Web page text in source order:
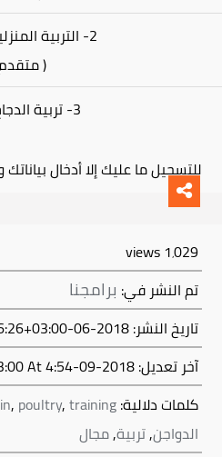
2- التربية المنزلية للدواجن
(
3- تربية الدجاج اللاحم
للتسجيل ما عليك إلا أدخال
1٬029 views
تم النشر في: برامجنا
تاريخ النشر: 2018-06-27T00:36:26+03:00
آخر تعديل:2018-09-25T16:54:13+03:00
At 4:54 م
كلمات دلالية:
in, poultry,training
الدواجن,تربية,مجال